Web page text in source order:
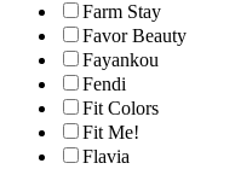
Farm Stay
Favor Beauty
Fayankou
Fendi
Fit Colors
Fit Me!
Flavia